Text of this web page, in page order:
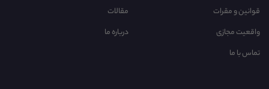
قوانین و مقرات
مقالات
واقعیت مجازی
درباره ما
تماس با ما